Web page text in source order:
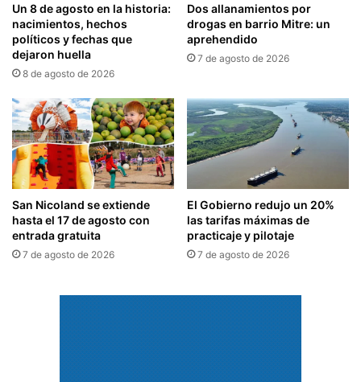
Un 8 de agosto en la historia:
nacimientos, hechos
políticos y fechas que
dejaron huella
8 de agosto de 2026
Dos allanamientos por
drogas en barrio Mitre: un
aprehendido
7 de agosto de 2026
San Nicoland se extiende
hasta el 17 de agosto con
entrada gratuita
7 de agosto de 2026
El Gobierno redujo un 20%
las tarifas máximas de
practicaje y pilotaje
7 de agosto de 2026